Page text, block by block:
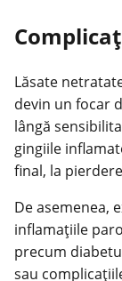
Lăsate
devin un focar
lângă
gingiile
final, la
De asemenea,
inflamațiile
precum
sau